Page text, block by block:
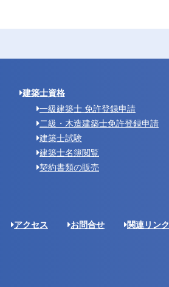
建築士資格
一級建築士 免許登録申請
二級・木造建築士免許登録申請
建築士試験
建築士名簿閲覧
契約書類の販売
アクセス お問合せ 関連リンク